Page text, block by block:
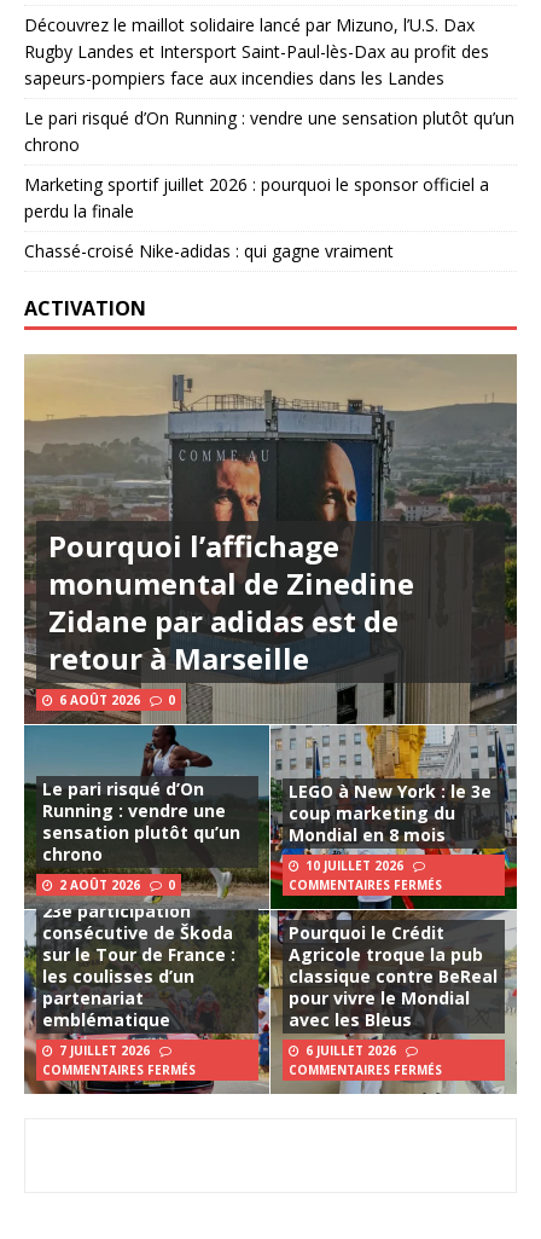
Découvrez le maillot solidaire lancé par Mizuno, l’U.S. Dax
Rugby Landes et Intersport Saint-Paul-lès-Dax au profit des
sapeurs-pompiers face aux incendies dans les Landes
Le pari risqué d’On Running : vendre une sensation plutôt qu’un
chrono
Marketing sportif juillet 2026 : pourquoi le sponsor officiel a
perdu la finale
Chassé-croisé Nike-adidas : qui gagne vraiment
ACTIVATION
Pourquoi l’affichage
monumental de Zinedine
Zidane par adidas est de
retour à Marseille
6 AOÛT 2026 0
Le pari risqué d’On
Running : vendre une
sensation plutôt qu’un
chrono
2 AOÛT 2026 0
LEGO à New York : le 3e
coup marketing du
Mondial en 8 mois
10 JUILLET 2026
COMMENTAIRES FERMÉS
23e participation
consécutive de Škoda
sur le Tour de France :
les coulisses d’un
partenariat
emblématique
7 JUILLET 2026
COMMENTAIRES FERMÉS
Pourquoi le Crédit
Agricole troque la pub
classique contre BeReal
pour vivre le Mondial
avec les Bleus
6 JUILLET 2026
COMMENTAIRES FERMÉS